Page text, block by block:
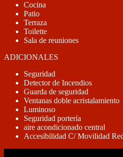
Cocina
Patio
Terraza
Toilette
Sala de reuniones
ADICIONALES
Seguridad
Detector de Incendios
Guarda de seguridad
Ventanas doble acristalamiento
Luminoso
Seguridad portería
aire acondicionado central
Accesibilidad C/ Movilidad